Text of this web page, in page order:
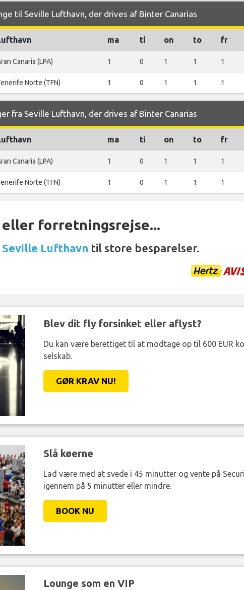
til Seville Lufthavn, der drives af Binter Canarias
ma ti on to fr
Canaria (LPA) 1 0 1 1 1
Norte (TFN) 1 0 1 1 1
fra Seville Lufthavn, der drives af Binter Canarias
ma ti on to fr
Canaria (LPA) 1 0 1 1 1
Norte (TFN) 1 0 1 1 1
forretningsrejse...
Seville Lufthavn til store besparelser.
Blev dit fly forsinket eller aflyst?
Du kan være berettiget til at modtage op til 600 EUR
selskab.
GØR KRAV NU!
Slå køerne
Lad være med at svede i 45 minutter og vente på
igennem på 5 minutter eller mindre.
BOOK NU
Lounge som en VIP